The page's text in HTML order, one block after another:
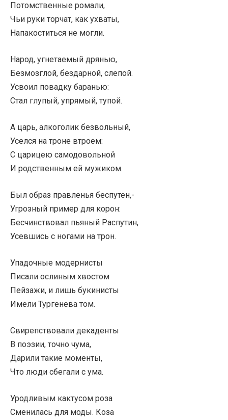
Потомственные ромали,
Чьи руки торчат, как ухваты,
Напакоститься не могли.
Народ, угнетаемый дрянью,
Безмозглой, бездарной, слепой.
Усвоил повадку баранью:
Стал глупый, упрямый, тупой.
А царь, алкоголик безвольный,
Уселся на троне втроем:
С царицею самодовольной
И родственным ей мужиком.
Был образ правленья беспутен,-
Угрозный пример для корон:
Бесчинствовал пьяный Распутин,
Усевшись с ногами на трон.
Упадочные модернисты
Писали ослиным хвостом
Пейзажи, и лишь букинисты
Имели Тургенева том.
Свирепствовали декаденты
В поэзии, точно чума,
Дарили такие моменты,
Что люди сбегали с ума.
Уродливым кактусом роза
Сменилась для моды. Коза